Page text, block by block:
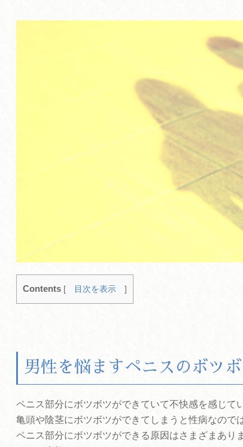
Contents [目次を表示 ]
男性を悩ますペニスのボツボ
ペニス部分にボツボツができていて不快感を感じて
亀頭や陰茎にボツボツができてしまうと性病なので
ペニス部分にボツボツができる原因はさまざまあり